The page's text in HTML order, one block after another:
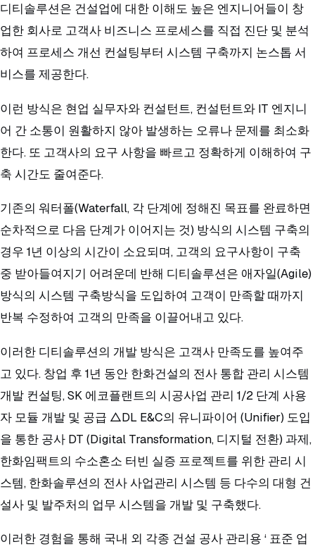
디티솔루션은 건설업에 대한 이해도 높은 엔지니어들이 창
업한 회사로 고객사 비즈니스 프로세스를 직접 진단 및 분석
하여 프로세스 개선 컨설팅부터 시스템 구축까지 논스톱 서
비스를 제공한다.
이런 방식은 현업 실무자와 컨설턴트, 컨설턴트와 IT 엔지니
어 간 소통이 원활하지 않아 발생하는 오류나 문제를 최소화
한다. 또 고객사의 요구 사항을 빠르고 정확하게 이해하여 구
축 시간도 줄여준다.
기존의 워터폴(Waterfall, 각 단계에 정해진 목표를 완료하면
순차적으로 다음 단계가 이어지는 것) 방식의 시스템 구축의
경우 1년 이상의 시간이 소요되며, 고객의 요구사항이 구축
중 받아들여지기 어려운데 반해 디티솔루션은 애자일(Agile)
방식의 시스템 구축방식을 도입하여 고객이 만족할 때까지
반복 수정하여 고객의 만족을 이끌어내고 있다.
이러한 디티솔루션의 개발 방식은 고객사 만족도를 높여주
고 있다. 창업 후 1년 동안 한화건설의 전사 통합 관리 시스템
개발 컨설팅, SK 에코플랜트의 시공사업 관리 1/2 단계 사용
자 모듈 개발 및 공급 △DL E&C의 유니파이어 (Unifier) 도입
을 통한 공사 DT (Digital Transformation, 디지털 전환) 과제,
한화임팩트의 수소혼소 터빈 실증 프로젝트를 위한 관리 시
스템, 한화솔루션의 전사 사업관리 시스템 등 다수의 대형 건
설사 및 발주처의 업무 시스템을 개발 및 구축했다.
이러한 경험을 통해 국내 외 각종 건설 공사 관리용 ‘ 표준 업